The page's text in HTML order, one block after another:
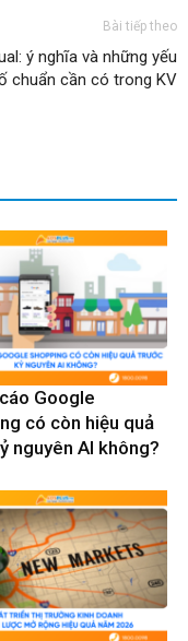
Bài tiếp theo
ý nghĩa và những yếu
chuẩn cần có trong KV
Google
có còn hiệu quả
nguyên AI không?